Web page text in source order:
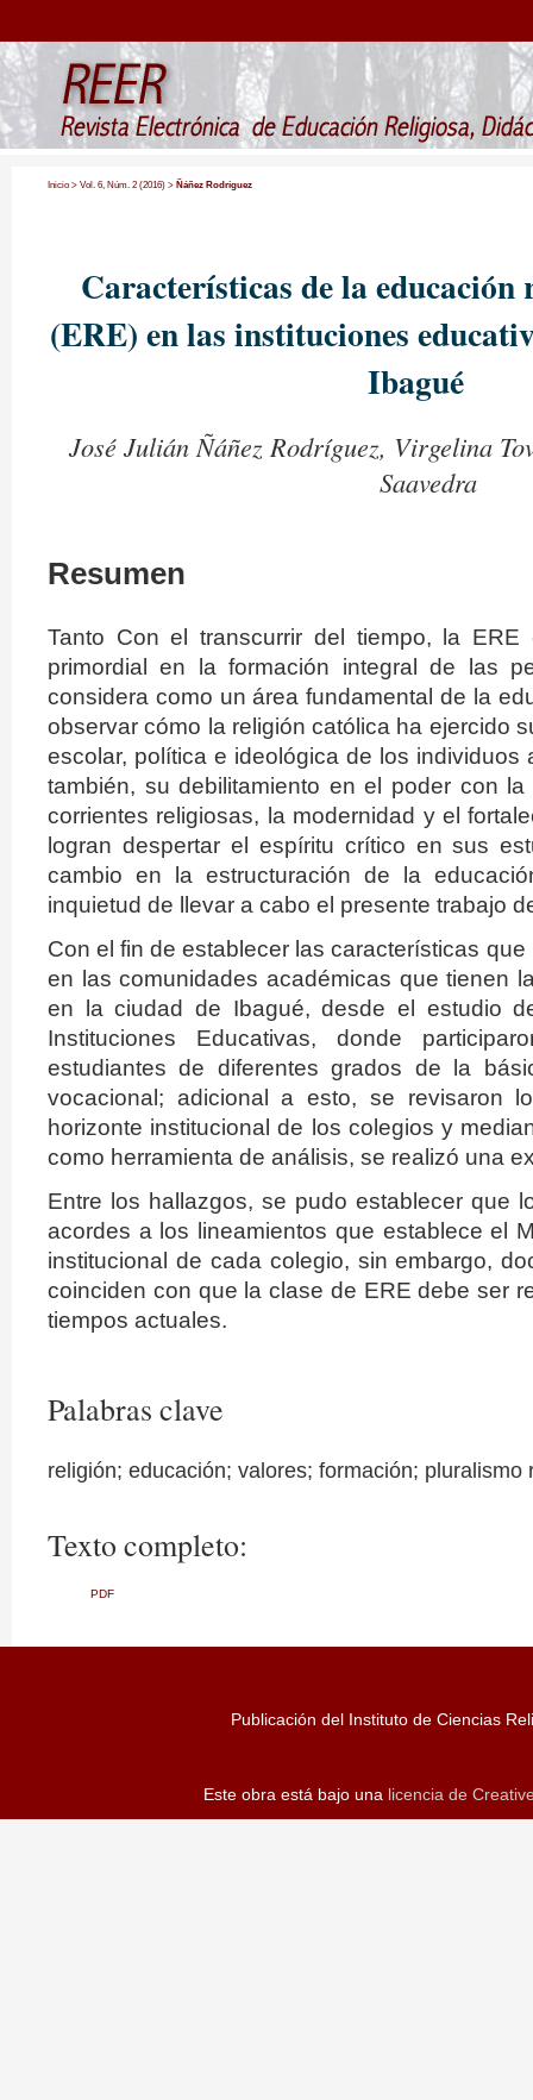
Inicio > Vol. 6, Núm. 2 (2016) > Ñáñez Rodríguez
Características de la educación
(ERE) en las instituciones
Ibagué
José Julián Ñáñez Rodríguez, Virgelina
Saavedra
Resumen
Tanto Con el transcurrir del tiempo, la
primordial en la formación integral de las
considera como un área fundamental de la
observar cómo la religión católica ha ejercido
escolar, política e ideológica de los individuos
también, su debilitamiento en el poder con
corrientes religiosas, la modernidad y el
logran despertar el espíritu crítico en sus
cambio en la estructuración de la
inquietud de llevar a cabo el presente trabajo
Con el fin de establecer las características
en las comunidades académicas que tienen
en la ciudad de Ibagué, desde el estudio
Instituciones Educativas, donde
estudiantes de diferentes grados de la
vocacional; adicional a esto, se revisaron
horizonte institucional de los colegios y
como herramienta de análisis, se realizó una
Entre los hallazgos, se pudo establecer que
acordes a los lineamientos que establece el
institucional de cada colegio, sin embargo,
coinciden con que la clase de ERE debe ser
tiempos actuales.
Palabras clave
religión; educación; valores; formación; pluralismo
Texto completo:
PDF
Publicación del Instituto de Ciencias
Este obra está bajo una licencia de